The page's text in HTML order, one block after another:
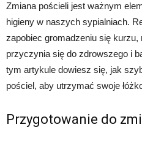
Zmiana pościeli jest ważnym
higieny w naszych sypialniach.
zapobiec gromadzeniu się
przyczynia się do zdrowszego i
tym artykule dowiesz się, jak
pościel, aby utrzymać swoje
Przygotowanie do